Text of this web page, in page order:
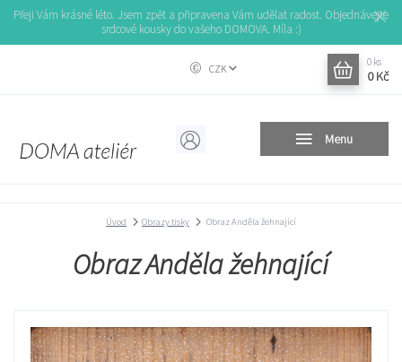
Přeji Vám krásné léto. Jsem zpět a připravena Vám udělat radost. Objednávejte
srdcové kousky do vašeho DOMOVA. Míla :)
Menu
CZK
0 ks
0 Kč
Úvod Obrazy tisky Obraz Anděla žehnající
Obraz Anděla žehnající